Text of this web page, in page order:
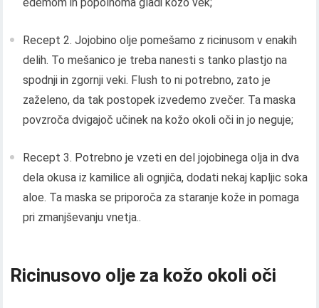
Recept 2. Jojobino olje pomešamo z ricinusom v enakih
delih. To mešanico je treba nanesti s tanko plastjo na
spodnji in zgornji veki. Flush to ni potrebno, zato je
zaželeno, da tak postopek izvedemo zvečer. Ta maska ​​
povzroča dvigajoč učinek na kožo okoli oči in jo neguje;
Recept 3. Potrebno je vzeti en del jojobinega olja in dva
dela okusa iz kamilice ali ognjiča, dodati nekaj kapljic soka
aloe. Ta maska ​​se priporoča za staranje kože in pomaga
pri zmanjševanju vnetja..
Ricinusovo olje za kožo okoli oči